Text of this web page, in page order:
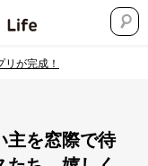
が完成！
主を窓際で待